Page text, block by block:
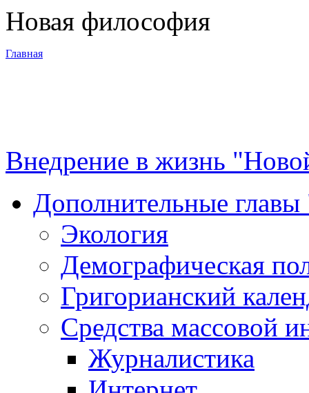
Новая философия
Главная
Программа
Суть новой
философии
Материалы
Контакты
Внедрение в жизнь
Дополнительные
Экология
Демографическая
Григорианский
Средства массовой
Журналистика